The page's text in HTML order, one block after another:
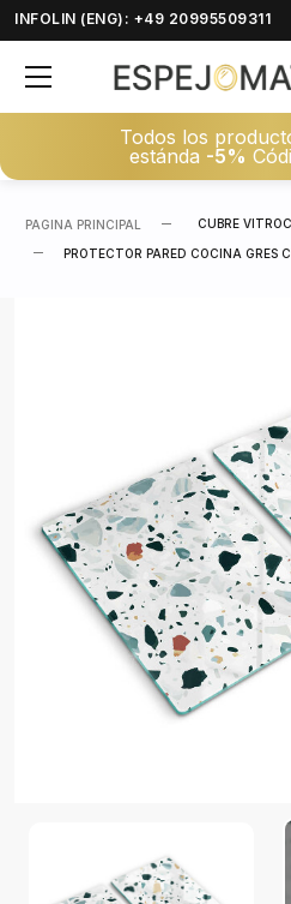
INFOLIN (ENG): +49 20995509311
Todos los
estánda -5%
PAGINA PRINCIPAL CUBRE
PROTECTOR PARED COCINA GRES